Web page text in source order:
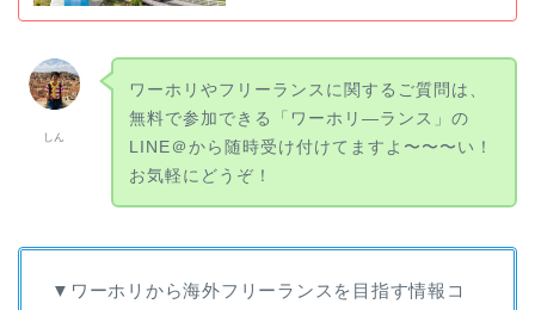
しん
ワーホリやフリーランスに関するご質問は、
無料で参加できる「ワーホリ―ランス」の
LINE＠から随時受け付けてますよ〜〜〜い！
お気軽にどうぞ！
▼ワーホリから海外フリーランスを目指す情報コ